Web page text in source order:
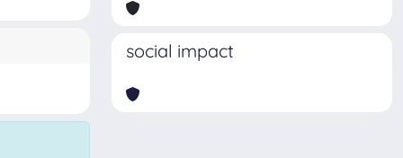
social impact